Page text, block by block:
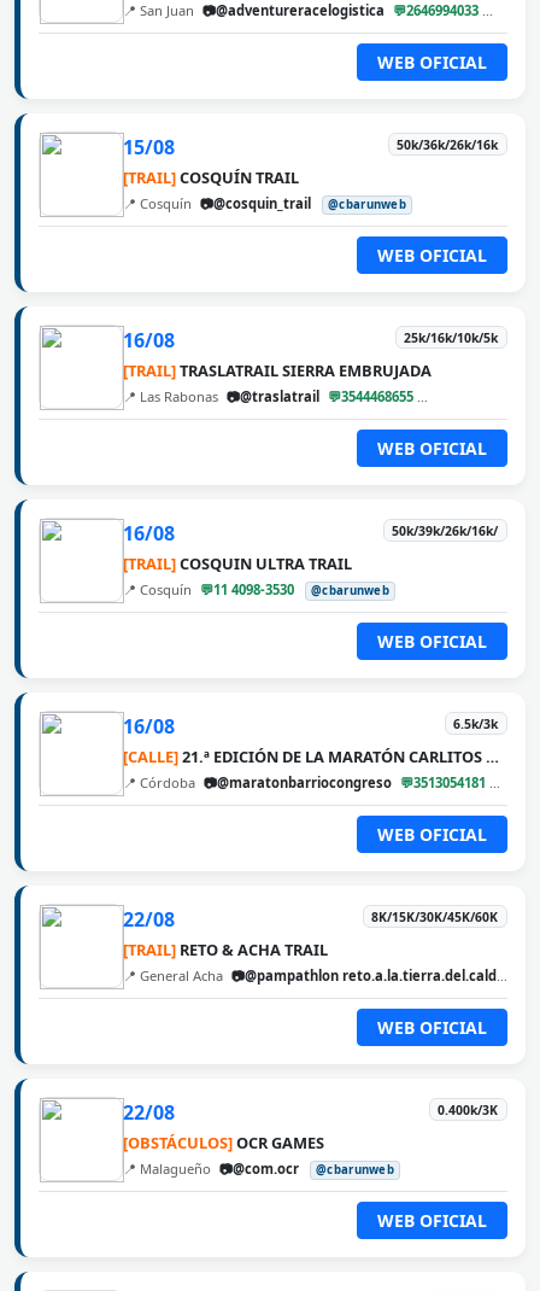
📍 San Juan 📷@adventureracelogistica 💬2646994033
WEB OFICIAL
15/08 50k/36k/26k/16k
[TRAIL]COSQUÍN TRAIL
📍 Cosquín 📷@cosquin_trail @cbarunweb
WEB OFICIAL
16/08 25k/16k/10k/5k
[TRAIL]TRASLATRAIL SIERRA EMBRUJADA
📍 Las Rabonas 📷@traslatrail 💬3544468655
WEB OFICIAL
16/08 50k/39k/26k/16k/
[TRAIL]COSQUIN ULTRA TRAIL
📍 Cosquín 💬11 4098-3530 @cbarunweb
WEB OFICIAL
16/08 6.5k/3k
[CALLE]21.ª EDICIÓN DE LA MARATÓN CARLITOS DÍAZ
📍 Córdoba 📷@maratonbarriocongreso 💬3513054181
WEB OFICIAL
22/08 8K/15K/30K/45K/60K
[TRAIL] RETO & ACHA TRAIL
📍 General Acha 📷@pampathlon reto.a.la.tierra.del.calden
WEB OFICIAL
22/08 0.400k/3K
[OBSTÁCULOS]OCR GAMES
📍 Malagueño 📷@com.ocr @cbarunweb
WEB OFICIAL